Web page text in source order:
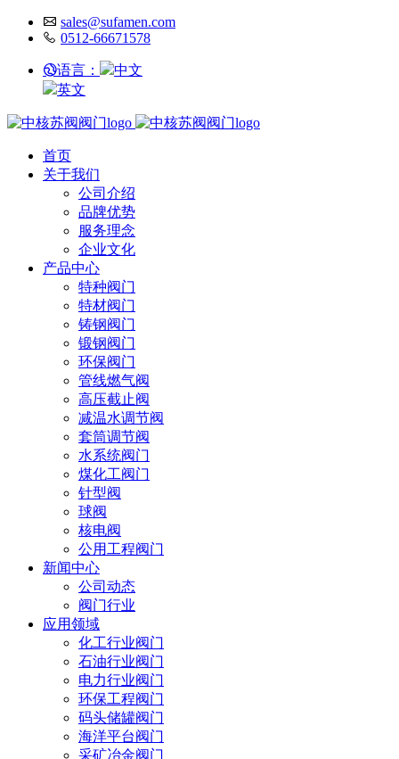
sales@sufamen.com
0512-66671578
语言：
中文
英文
首页
关于我们
公司介绍
品牌优势
服务理念
企业文化
产品中心
特种阀门
特材阀门
铸钢阀门
锻钢阀门
环保阀门
管线燃气阀
高压截止阀
减温水调节阀
套筒调节阀
水系统阀门
煤化工阀门
针型阀
球阀
核电阀
公用工程阀门
新闻中心
公司动态
阀门行业
应用领域
化工行业阀门
石油行业阀门
电力行业阀门
环保工程阀门
码头储罐阀门
海洋平台阀门
采矿冶金阀门